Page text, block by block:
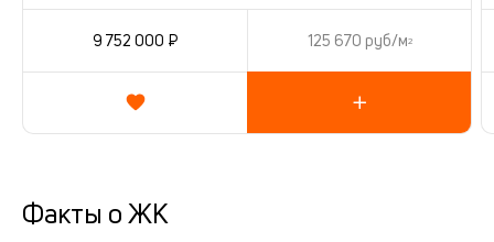
9 752 000 ₽ 125 670 руб/м2
Факты о ЖК